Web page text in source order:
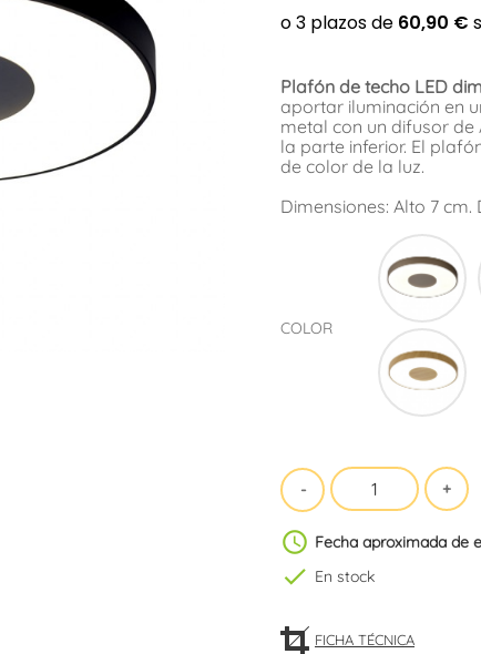
Plafón de techo LED
aportar iluminación en
metal con un difusor
la parte inferior. El
de color de la luz.
Dimensiones: Alto 7
COLOR
schedule Fecha aproximada de
check En stock
FICHA TÉCNICA